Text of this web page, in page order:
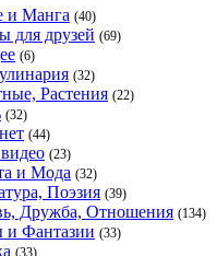
и Манга (40)
для друзей (69)
(6)
(32)
Растения (22)
(32)
(44)
(23)
и Мода (32)
Поэзия (39)
Дружба, Отношения (134)
и Фантазии (33)
(33)